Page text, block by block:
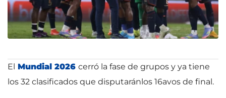
El Mundial 2026 cerró la fase de grupos y ya tiene
los 32 clasificados que disputaránlos 16avos de final.